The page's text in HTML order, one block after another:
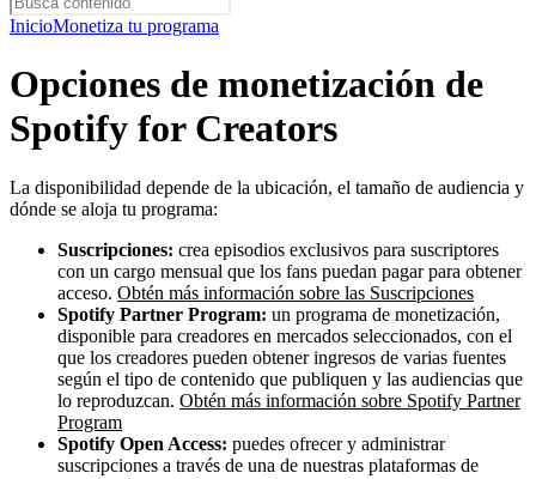
InicioMonetiza tu programa
Opciones de monetización de
Spotify for Creators
La disponibilidad depende de la ubicación, el tamaño de audiencia y
dónde se aloja tu programa:
Suscripciones: crea episodios exclusivos para suscriptores
con un cargo mensual que los fans puedan pagar para obtener
acceso. Obtén más información sobre las Suscripciones
Spotify Partner Program: un programa de monetización,
disponible para creadores en mercados seleccionados, con el
que los creadores pueden obtener ingresos de varias fuentes
según el tipo de contenido que publiquen y las audiencias que
lo reproduzcan. Obtén más información sobre Spotify Partner
Program
Spotify Open Access: puedes ofrecer y administrar
suscripciones a través de una de nuestras plataformas de